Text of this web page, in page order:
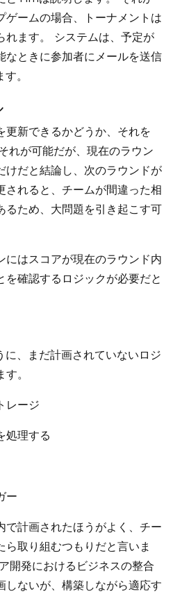
ゲームの場合、トーナメントは
れます。 システムは、予定が
なときに参加者にメールを送信
。
更新できるかどうか、それを
れが可能だが、現在のラウン
けだと結論し、次のラウンドが
されると、チームが間違った相
るため、大問題を引き起こす可
にはスコアが現在のラウンド内
を確認するロジックが必要だと
、まだ計画されていないロジ
。
レージ
処理する
ー
で計画されたほうがよく、チー
ら取り組むつもりだと言いま
開発におけるビジネスの整合
しないが、構築しながら適応す